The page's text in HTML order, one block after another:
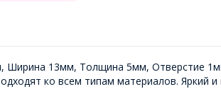
Ширина 13мм, Толщина 5мм, Отверстие
ко всем типам материалов. Яркий